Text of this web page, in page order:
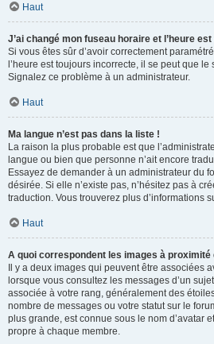
Haut
J’ai changé mon fuseau horaire et l’heure
Si vous êtes sûr d’avoir correctement
l’heure est toujours incorrecte, il se peut que le
Signalez ce problème à un administrateur.
Haut
Ma langue n’est pas dans la liste !
La raison la plus probable est que
langue ou bien que personne n’ait encore
Essayez de demander à un administrateur du
désirée. Si elle n’existe pas, n’hésitez pas à
traduction. Vous trouverez plus d’informations
Haut
A quoi correspondent les images à proximité
Il y a deux images qui peuvent être associées
lorsque vous consultez les messages d’un
associée à votre rang, généralement des
nombre de messages ou votre statut sur le
plus grande, est connue sous le nom d’avatar
propre à chaque membre.